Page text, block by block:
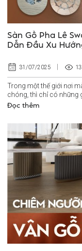
Sàn Gỗ Pha Lê
Dẫn Đầu Xu
31/07/2025
Trong một thế giới nơi
chóng, thì chỉ có những
gian...
Đọc thêm